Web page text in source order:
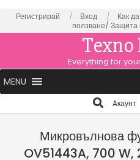
to
Регистрирай Вход Как
ползване/ Защита
Texno
Everything for
Primary
Navigation
MENU
Search
Aкаунт
Микровълнова
OV51443A, 700 W,